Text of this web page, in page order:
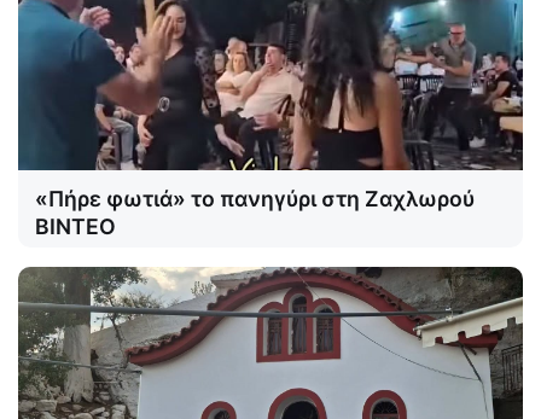
«Πήρε φωτιά» το πανηγύρι στη Ζαχλωρού
ΒΙΝΤΕΟ